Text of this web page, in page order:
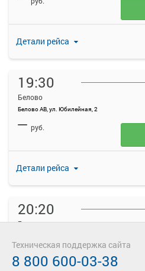
Детали рейса
19:30
Белово
Белово АВ, ул. Юбилейная, 2
Детали рейса
— руб.
20:20
Белово
—
Техническая поддержка сайта
8 800 600-03-38